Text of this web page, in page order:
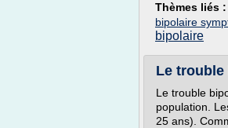
Thèmes liés :
bipolaire
bipolaire
Le
Le trouble
population.
25 ans).